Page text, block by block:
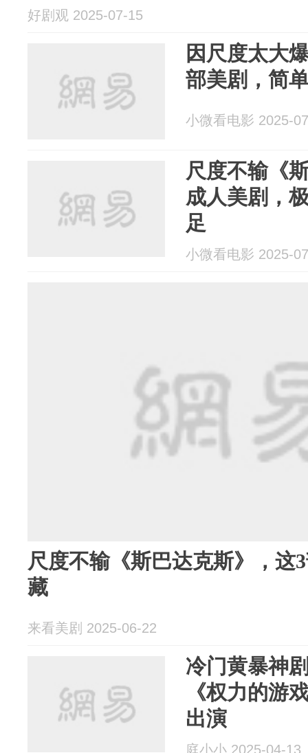
好剧观 2025-07-15
因尺度太大
部美剧，简
小微看电影 2025-
尺度不输《
成人美剧，
足
小微看电影 2025-
尺度不输《斯巴达克斯》，这
藏
来看美剧 2025-06-22
冷门黄暴神
《权力的游
出演
庭小小 2025-04-13